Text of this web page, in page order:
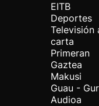
EITB
Deportes
Televisión
carta
Primeran
Gaztea
Makusi
Guau -
Audioa